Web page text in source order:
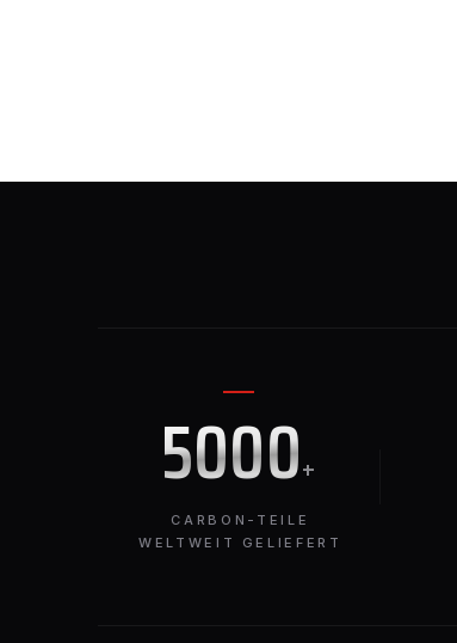
5000+
CARBON-TEILE
WELTWEIT GELIEFERT